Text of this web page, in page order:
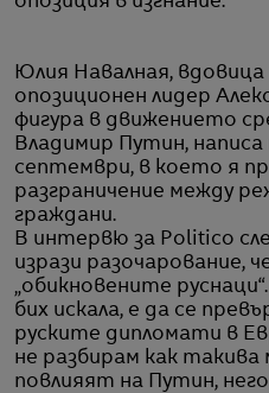
Юлия Навалная, вдовица
опозиционен лидер
фигура в движението
Владимир Путин, написа
септември, в което я
разграничение между
граждани.
В интервю за Politico
изрази разочарование,
„обикновените
бих искала, е да се
руските дипломати в
не разбирам как такива
повлияят на Путин,